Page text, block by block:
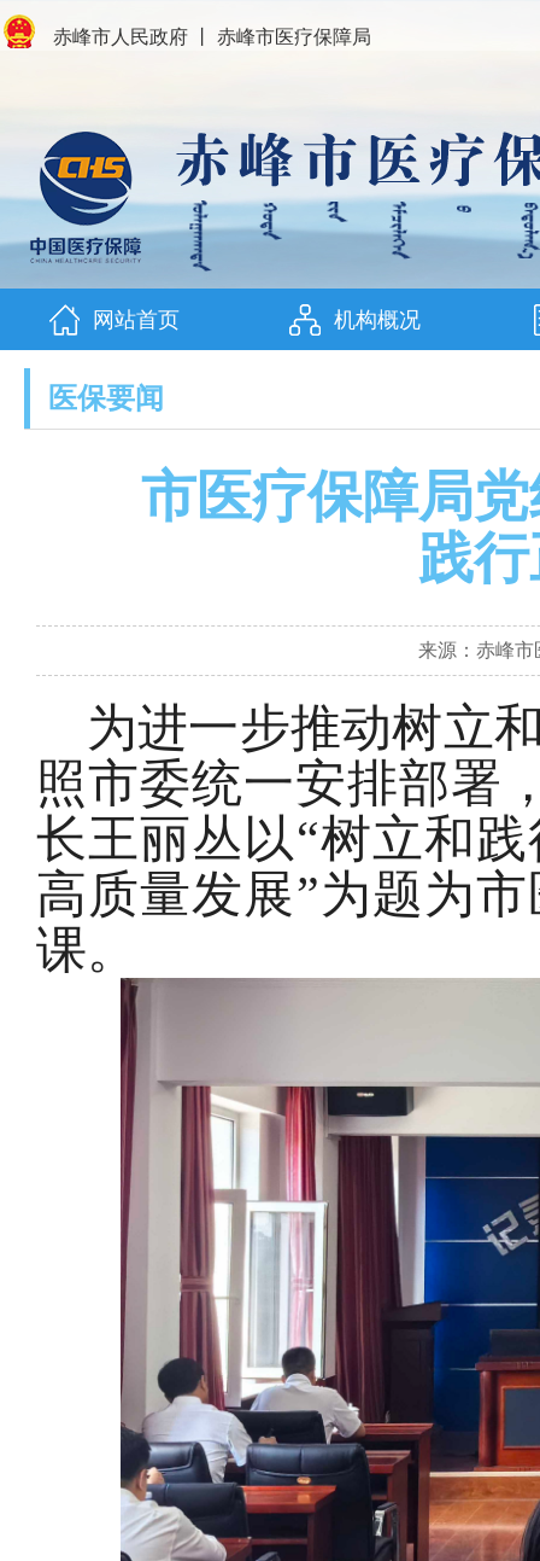
赤峰市人民政府 赤峰市医疗保障局
网站首页 机构概况
医保要闻
市医疗保障局
践
来源：赤峰
为进一步推动树立
照市委统一安排部署
长王丽丛以“树立和
高质量发展”为题为
课。